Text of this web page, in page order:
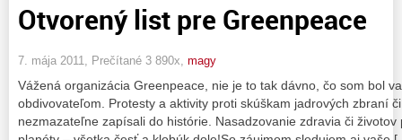
Otvorený list pre Greenpeace
7. mája 2011, Prečítané 3 890x, magy
Vážená organizácia Greenpeace, nie je to tak dávno, čo som bol
obdivovateľom. Protesty a aktivity proti skúškam jadrových zbraní
nezmazateľne zapísali do histórie. Nasadzovanie zdravia či